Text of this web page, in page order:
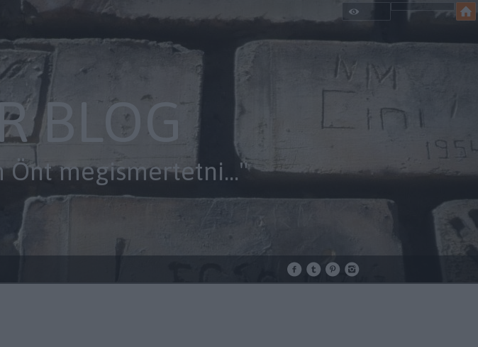
BLOG
Önt megismertetni..."